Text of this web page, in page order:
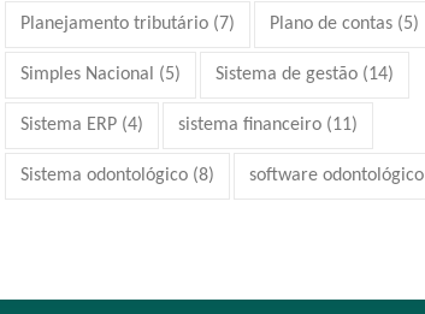
Planejamento tributário (7) Plano de contas (5)
Simples Nacional (5) Sistema de gestão (14)
Sistema ERP (4) sistema financeiro (11)
Sistema odontológico (8) software odontológico